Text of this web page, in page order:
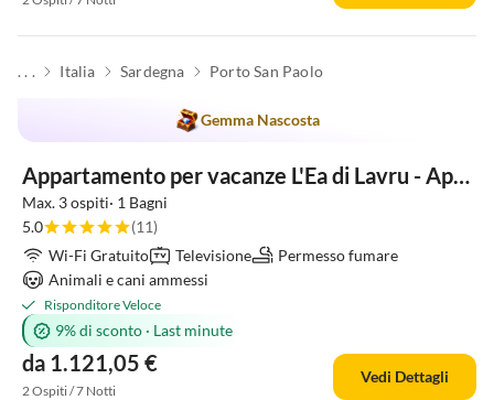
. . . Italia Sardegna Porto San Paolo
Gemma Nascosta
Appartamento per vacanze L'Ea di Lavru - Apt 6
Max. 3 ospiti· 1 Bagni
5.0
(11)
Wi-Fi Gratuito
Televisione
Permesso fumare
Animali e cani ammessi
Risponditore Veloce
9% di sconto · Last minute
da 1.121,05 €
2 Ospiti / 7 Notti
Vedi Dettagli